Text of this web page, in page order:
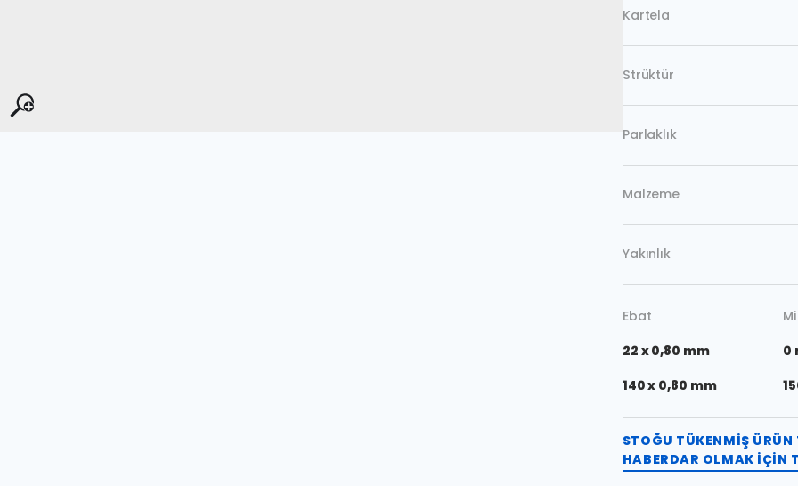
Kartela
Strüktür
Parlaklık
Malzeme
Yakınlık
Ebat
22 x 0,80 mm
0
140 x 0,80 mm
STOĞU TÜKENMIŞ
HABERDAR OLMAK IÇIN